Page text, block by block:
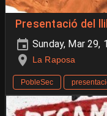
Presentació del
Sunday, Mar 29,
La Raposa
PobleSec